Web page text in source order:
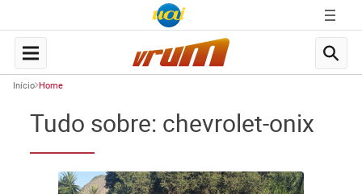
Início Home
Tudo sobre: chevrolet-onix